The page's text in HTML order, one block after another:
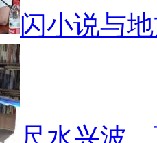
闪小说与
尺水兴波